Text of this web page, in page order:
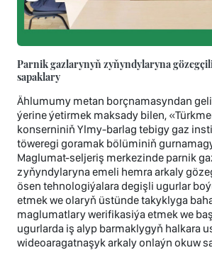
Parnik gazlarynyň zyňyndylaryna
sapaklary
Ählumumy metan borçnamasyndan
ýerine ýetirmek maksady bilen,
konserniniň Ylmy-barlag tebigy gaz
töweregi goramak bölüminiň
Maglumat-seljeriş merkezinde parnik
zyňyndylaryna emeli hemra arkaly
ösen tehnologiýalara degişli ugurlar
etmek we olaryň üstünde takyklyga
maglumatlary werifikasiýa etmek we
ugurlarda iş alyp barmaklygyň halkara
wideoaragatnaşyk arkaly onlaýn okuw